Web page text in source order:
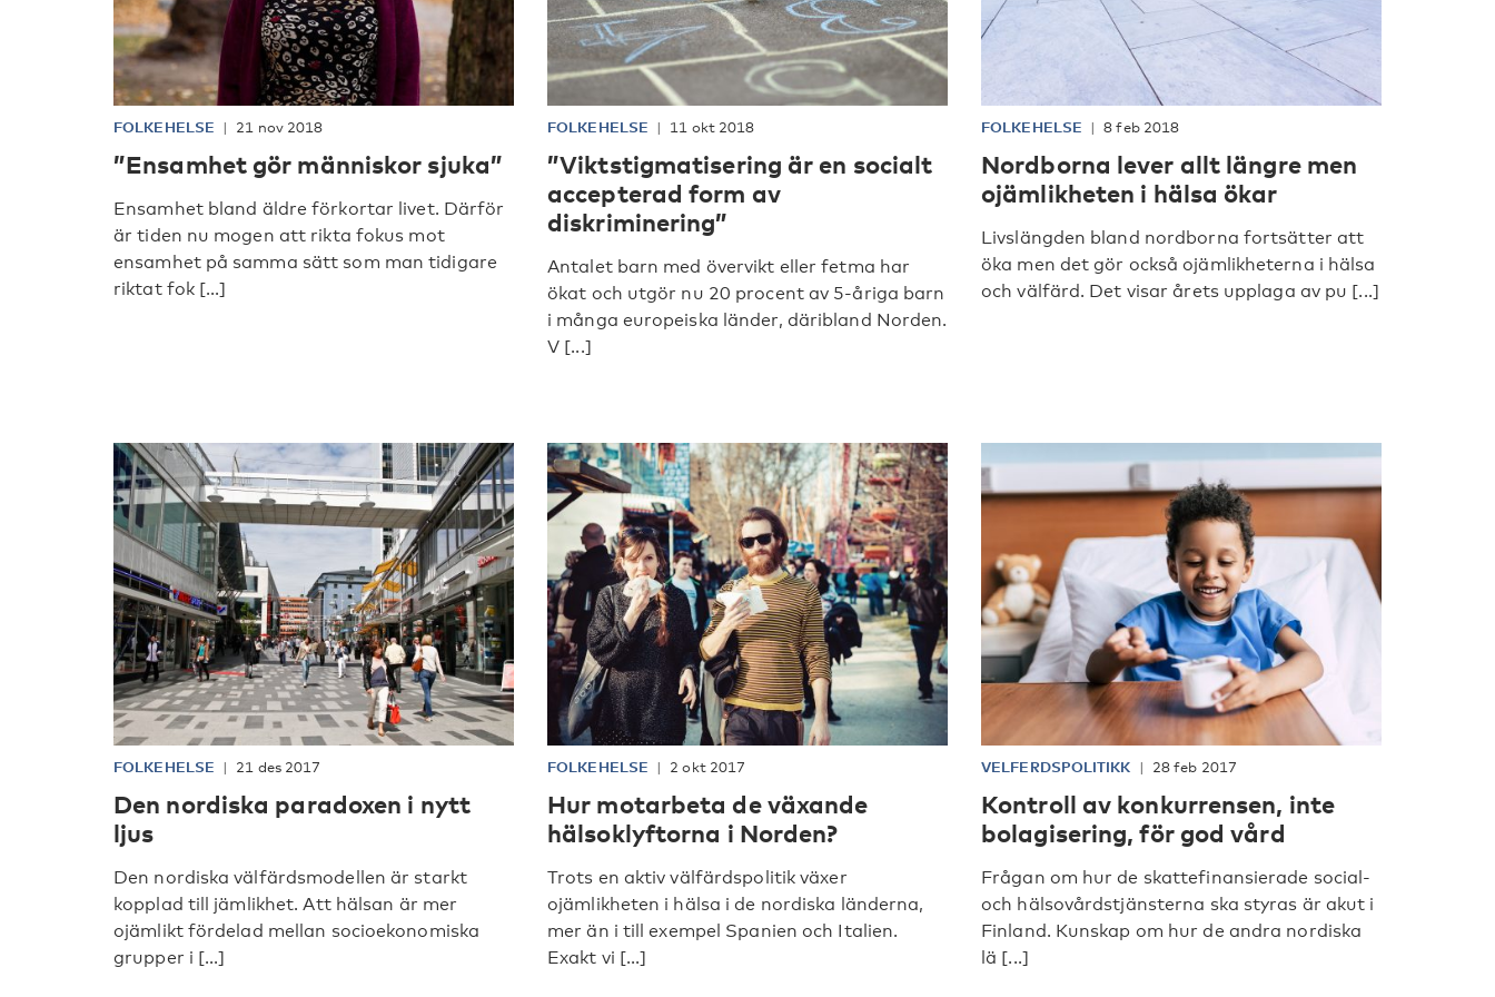
FOLKEHELSE 21 nov 2018
”Ensamhet gör människor sjuka”
Ensamhet bland äldre förkortar livet. Därför
är tiden nu mogen att rikta fokus mot
ensamhet på samma sätt som man tidigare
riktat fok [...]
FOLKEHELSE 11 okt 2018
”Viktstigmatisering är en socialt
accepterad form av
diskriminering”
Antalet barn med övervikt eller fetma har
ökat och utgör nu 20 procent av 5-åriga barn
i många europeiska länder, däribland Norden.
V [...]
FOLKEHELSE 8 feb 2018
Nordborna lever allt längre men
ojämlikheten i hälsa ökar
Livslängden bland nordborna fortsätter att
öka men det gör också ojämlikheterna i hälsa
och välfärd. Det visar årets upplaga av pu [...]
FOLKEHELSE 21 des 2017
Den nordiska paradoxen i nytt
ljus
Den nordiska välfärdsmodellen är starkt
kopplad till jämlikhet. Att hälsan är mer
ojämlikt fördelad mellan socioekonomiska
grupper i [...]
FOLKEHELSE 2 okt 2017
Hur motarbeta de växande
hälsoklyftorna i Norden?
Trots en aktiv välfärdspolitik växer
ojämlikheten i hälsa i de nordiska länderna,
mer än i till exempel Spanien och Italien.
Exakt vi [...]
VELFERDSPOLITIKK 28 feb 2017
Kontroll av konkurrensen, inte
bolagisering, för god vård
Frågan om hur de skattefinansierade social-
och hälsovårdstjänsterna ska styras är akut i
Finland. Kunskap om hur de andra nordiska
lä [...]